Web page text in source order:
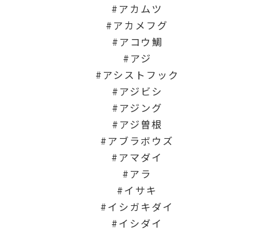
アカムツ
アカメフグ
アコウ鯛
アジ
アシストフック
アジビシ
アジング
アジ曽根
アブラボウズ
アマダイ
アラ
イサキ
イシガキダイ
イシダイ